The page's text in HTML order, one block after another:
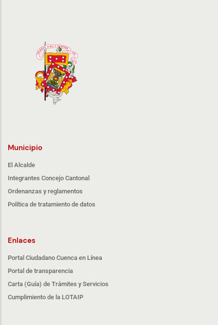
Municipio
El Alcalde
Integrantes Concejo Cantonal
Ordenanzas y reglamentos
Política de tratamiento de datos
Enlaces
Portal Ciudadano Cuenca en Línea
Portal de transparencia
Carta (Guía) de Trámites y Servicios
Cumplimiento de la LOTAIP